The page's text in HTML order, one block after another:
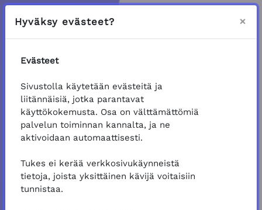
Siirry pääsisältöön
Ohita luodaksesi uuden tilin
Kirjaudu käyttäjätunnuksella
Hyväksy evästeet? ×
Evästeet
Sivustolla käytetään evästeitä ja
liitännäisiä, jotka parantavat
käyttökokemusta. Osa on välttämättömiä
palvelun toiminnan kannalta, ja ne
aktivoidaan automaattisesti.
Tukes ei kerää verkkosivukäynneistä
tietoja, joista yksittäinen kävijä voitaisiin
tunnistaa.